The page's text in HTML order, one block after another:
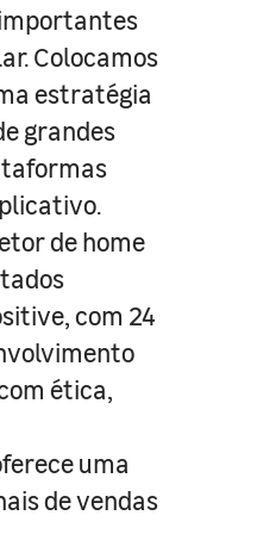
importantes
Colocamos
estratégia
grandes
de home
com 24
ética,
uma
de vendas